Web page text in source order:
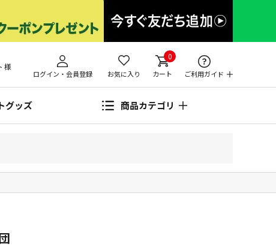
様
ログイン・会員登録 お気に入り
0
カート ご利用ガイド
グッズ 商品カテゴリ